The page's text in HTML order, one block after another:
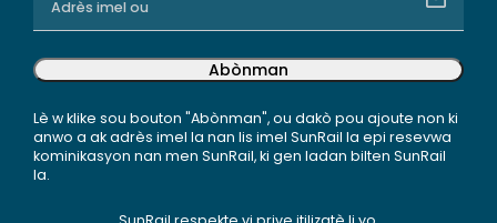
Abònman
Lè w klike sou bouton "Abònman", ou dakò pou ajoute non ki
anwo a ak adrès imel la nan lis imel SunRail la epi resevwa
kominikasyon nan men SunRail, ki gen ladan bilten SunRail
la.